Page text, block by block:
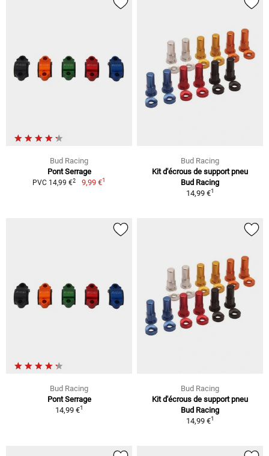
Bud Racing
Pont Serrage
PVC 14,99 €2 9,99 €1
Bud Racing
Kit d'écrous de support pneu
Bud Racing
14,99 €1
Bud Racing
Pont Serrage
14,99 €1
Bud Racing
Kit d'écrous de support pneu
Bud Racing
14,99 €1